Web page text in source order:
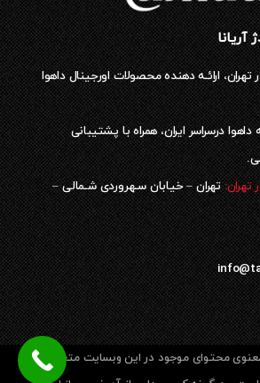
آریانا
ارائـه دهنده محصولات اورجینال داهوا
درسراسر ایران، همراه با پشتیبانی
تهران:تهران – خیابان سـهروردی شـمالی –
محتوای موجود در این وبسایت متعلق به